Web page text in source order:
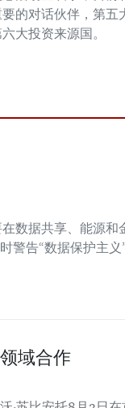
的对话伙伴，第五
大投资来源国。
数据共享、能源和
警告“数据保护主义
域合作